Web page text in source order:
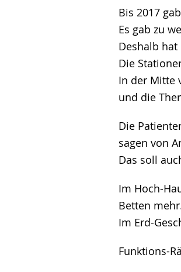
Bis 2017
Es gab zu
Deshalb
Die
In der Mitte
und die
Die
sagen von
Das soll
Im Hoch-
Betten
Im Erd-
Funktions-